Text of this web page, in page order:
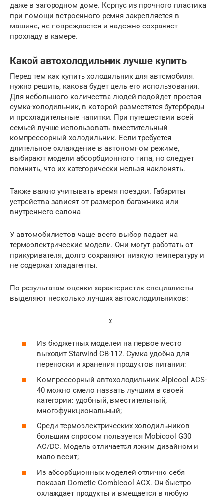
даже в загородном доме. Корпус из прочного пластика
при помощи встроенного ремня закрепляется в
машине, не повреждается и надежно сохраняет
прохладу в камере.
Какой автохолодильник лучше купить
Перед тем как купить холодильник для автомобиля,
нужно решить, какова будет цель его использования.
Для небольшого количества людей подойдет простая
сумка-холодильник, в которой разместятся бутерброды
и прохладительные напитки. При путешествии всей
семьей лучше использовать вместительный
компрессорный холодильник. Если требуется
длительное охлаждение в автономном режиме,
выбирают модели абсорбционного типа, но следует
помнить, что их категорически нельзя наклонять.
Также важно учитывать время поездки. Габариты
устройства зависят от размеров багажника или
внутреннего салона
У автомобилистов чаще всего выбор падает на
термоэлектрические модели. Они могут работать от
прикуривателя, долго сохраняют низкую температуру и
не содержат хладагенты.
По результатам оценки характеристик специалисты
выделяют несколько лучших автохолодильников:
x
Из бюджетных моделей на первое место
выходит Starwind CB-112. Сумка удобна для
переноски и хранения продуктов питания;
Компрессорный автохолодильник Alpicool ACS-
40 можно смело назвать лучшим в своей
категории: удобный, вместительный,
многофункциональный;
Среди термоэлектрических холодильников
большим спросом пользуется Mobicool G30
AC/DC. Модель отличается ярким дизайном и
мало весит;
Из абсорбционных моделей отлично себя
показал Dometic Combicool ACX. Он быстро
охлаждает продукты и вмещается в любую